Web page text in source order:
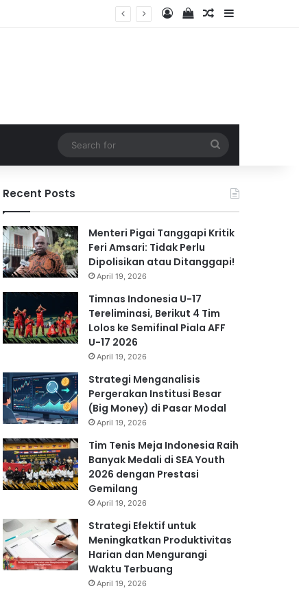
Log InView your
Random Article
Sidebar
for
Recent Posts
Menteri Pigai Tanggapi Kritik
Feri Amsari: Tidak Perlu
Dipolisikan atau Ditanggapi!
April 19, 2026
Timnas Indonesia U-17
Tereliminasi, Berikut 4 Tim
Lolos ke Semifinal Piala AFF
U-17 2026
April 19, 2026
Strategi Menganalisis
Pergerakan Institusi Besar
(Big Money) di Pasar Modal
April 19, 2026
Tim Tenis Meja Indonesia Raih
Banyak Medali di SEA Youth
2026 dengan Prestasi
Gemilang
April 19, 2026
Strategi Efektif untuk
Meningkatkan Produktivitas
Harian dan Mengurangi
Waktu Terbuang
April 19, 2026